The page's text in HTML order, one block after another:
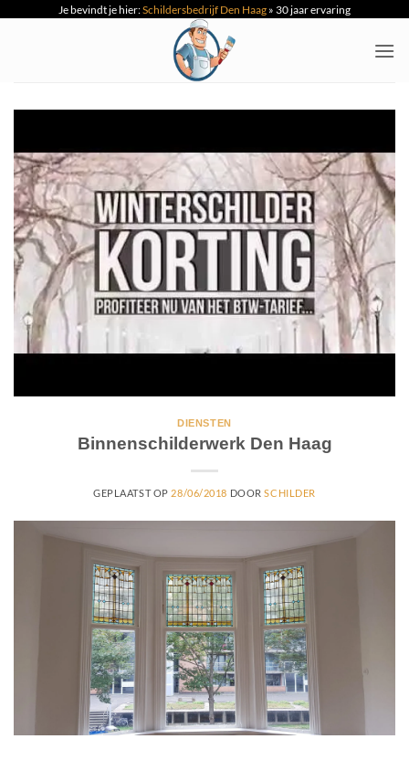
Je bevindt je hier:Schildersbedrijf Den Haag » 30 jaar ervaring
DIENSTEN
Binnenschilderwerk Den Haag
GEPLAATST OP 28/06/2018 DOORSCHILDER